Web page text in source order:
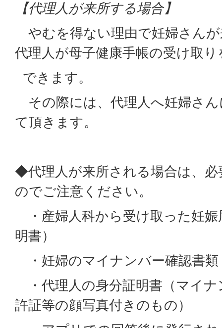
【代理人が来所する場合】
やむを得ない理由で妊婦さん
代理人が母子健康手帳の受け取
できます。
その際には、代理人へ妊婦さ
て頂きます。
◆代理人が来所される場合は、
のでご注意ください。
・産婦人科から受け取った妊娠
明書）
・妊婦のマイナンバー確認書類
・代理人の身分証明書（マイナ
許証等の顔写真付きのもの）